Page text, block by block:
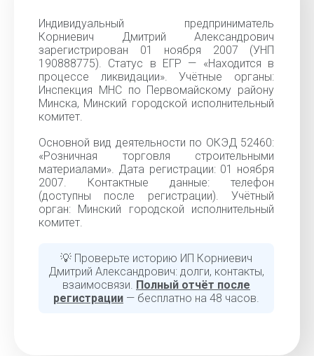
Индивидуальный предприниматель
Корниевич Дмитрий Александрович
зарегистрирован 01 ноября 2007 (УНП
190888775). Статус в ЕГР — «Находится в
процессе ликвидации». Учётные органы:
Инспекция МНС по Первомайскому району
Минска, Минский городской исполнительный
комитет.
Основной вид деятельности по ОКЭД 52460:
«Розничная торговля строительными
материалами». Дата регистрации: 01 ноября
2007. Контактные данные: телефон
(доступны после регистрации). Учётный
орган: Минский городской исполнительный
комитет.
💡 Проверьте историю ИП Корниевич
Дмитрий Александрович: долги, контакты,
взаимосвязи. Полный отчёт после
регистрации — бесплатно на 48 часов.